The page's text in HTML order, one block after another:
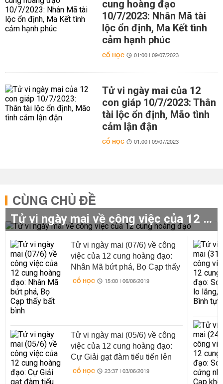
cung hoàng đạo
10/7/2023: Nhân Mã tài
lộc ổn định, Ma Kết tình
cảm hạnh phúc
CỔ HỌC 01:00 | 09/07/2023
Tử vi ngày mai của 12
con giáp 10/7/2023: Thân
tài lộc ổn định, Mão tình
cảm lận đận
CỔ HỌC 01:00 | 09/07/2023
CÙNG CHỦ ĐỀ
Tử vi ngày mai về công việc của 12 cung hoàng đạo
Tử vi ngày mai (07/6) về công
việc của 12 cung hoàng đạo:
Nhân Mã bứt phá, Bọ Cạp thấy
bất bình
CỔ HỌC 15:00 | 06/06/2019
Tử vi ngày mai (05/6) về công
việc của 12 cung hoàng đạo:
Cự Giải gạt đàm tiếu tiến lên
CỔ HỌC 23:37 | 03/06/2019